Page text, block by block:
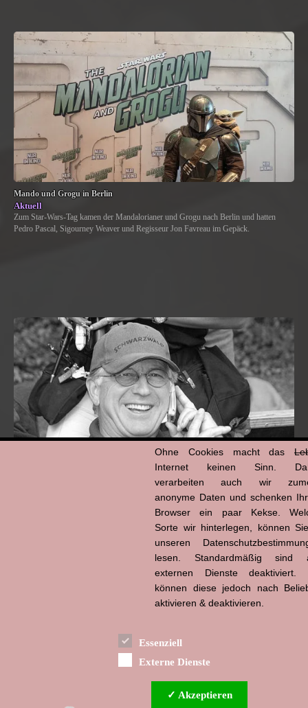
Mando und Grogu in Berlin
Aktuell
Zum Star-Wars-Tag kamen der Mandalorianer und Grogu nach Berlin und hatten
Pedro Pascal, Sigourney Weaver und Regisseur Jon Favreau im Gepäck.
Ohne Cookies macht das
Internet keinen Sinn.
verarbeiten auch wir
anonyme Daten und schenken
Browser ein paar Kekse.
Sorte wir hinterlegen, können
unseren
lesen. Standardmäßig sind
externen Dienste deaktiviert.
können diese jedoch nach
aktivieren & deaktivieren.
Essenziell
Externe Dienste
✓ Akzeptieren